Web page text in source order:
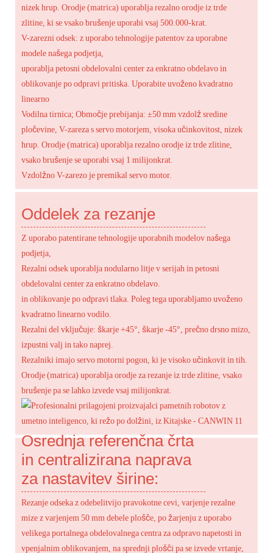
nizek hrup. Orodje (matrica) uporablja rezalno orodje iz trde
zlitine, ki se vsako brušenje uporabi vsaj 500.000-krat.
V-zarezni odsek: z uporabo tehnologije patentov za uporabne
modele našega podjetja,
uporablja petosni obdelovalni center za enkratno obdelavo in
oblikovanje po odpravi pritiska. Uporabite uvoženo kvadratno
linearno
Vodilna tirnica; Območje prebijanja: ±50 mm vzdolž sredine
pločevine, V-zareza s servo motorjem, visoka učinkovitost, nizek
hrup. Orodje (matrica) uporablja rezalno orodje iz trde zlitine,
vsako brušenje se uporabi vsaj 1 milijonkrat.
Vzdolžno V-zarezo je premikal servo motor.
Oddelek za rezanje
Z uporabo patentirane tehnologije uporabnih modelov našega
podjetja,
Rezalni odsek uporablja nodularno litje v serijah in petosni
obdelovalni center za enkratno obdelavo.
in oblikovanje po odpravi tlaka. Poleg tega uporabljamo uvoženo
kvadratno linearno vodilo.
Rezalni del vključuje: škarje +45°, škarje -45°, prečno drsno mizo,
izpustni valj in tako naprej.
Rezalniki imajo servo motorni pogon, ki je visoko učinkovit in tih.
Orodje (matrica) uporablja orodje za rezanje iz trde zlitine, vsako
brušenje pa se lahko izvede vsaj milijonkrat.
Osrednja referenčna črta
in centralizirana naprava
za nastavitev širine:
Rezanje odseka z odebelitvijo pravokotne cevi, varjenje rezalne
mize z varjenjem 50 mm debele plošče, po žarjenju z uporabo
velikega portalnega obdelovalnega centra za odpravo napetosti in
vpenjalnim oblikovanjem, na sprednji plošči pa se izvede vrtanje,